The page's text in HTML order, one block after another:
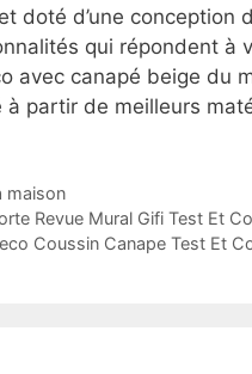
doté d’une
qui répondent à
avec canapé beige du
à partir de meilleurs
maison
Revue Mural Gifi Test Et
Coussin Canape Test Et